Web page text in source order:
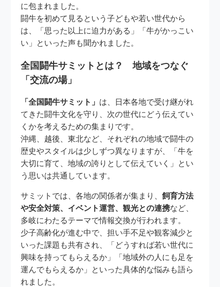
に包まれました。
闘牛を初めて見るという子どもや若い世代から
は、「思った以上に迫力がある」「牛がかっこい
い」といった声も聞かれました。
全国闘牛サミットとは？ 地域をつなぐ
「交流の場」
「全国闘牛サミット」 は、日本各地で受け継がれ
てきた闘牛文化を守り、次の世代にどう伝えてい
くかを考えるための集まりです。
沖縄、越後、東北など、それぞれの地域で闘牛の
歴史やスタイルは少しずつ異なりますが、「牛を
大切に育て、地域の誇りとして伝えていく」とい
う思いは共通しています。
サミットでは、各地の関係者が集まり、飼育方法
や安全対策、イベント運営、観光との連携など、
多岐にわたるテーマで情報交換が行われます。
少子高齢化が進む中で、担い手不足や観客減少と
いった課題も共有され、「どうすれば若い世代に
興味を持ってもらえるか」「地域外の人にも足を
運んでもらえるか」といった具体的な悩みも語ら
れました。